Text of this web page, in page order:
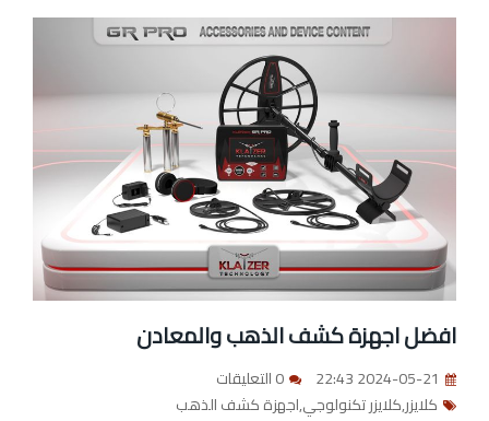
افضل اجهزة كشف الذهب والمعادن
2024-05-21 22:43
0 التعليقات
كلايزر,كلايزر تكنولوجي,اجهزة كشف الذهب